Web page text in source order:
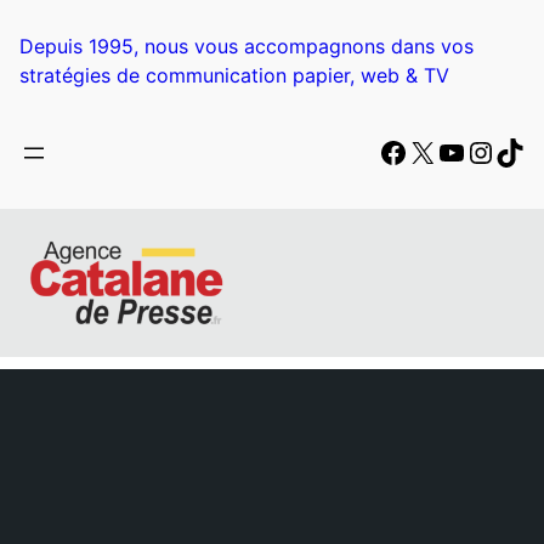
contenu
Depuis 1995, nous vous accompagnons dans vos
stratégies de communication papier, web & TV
Facebook
X